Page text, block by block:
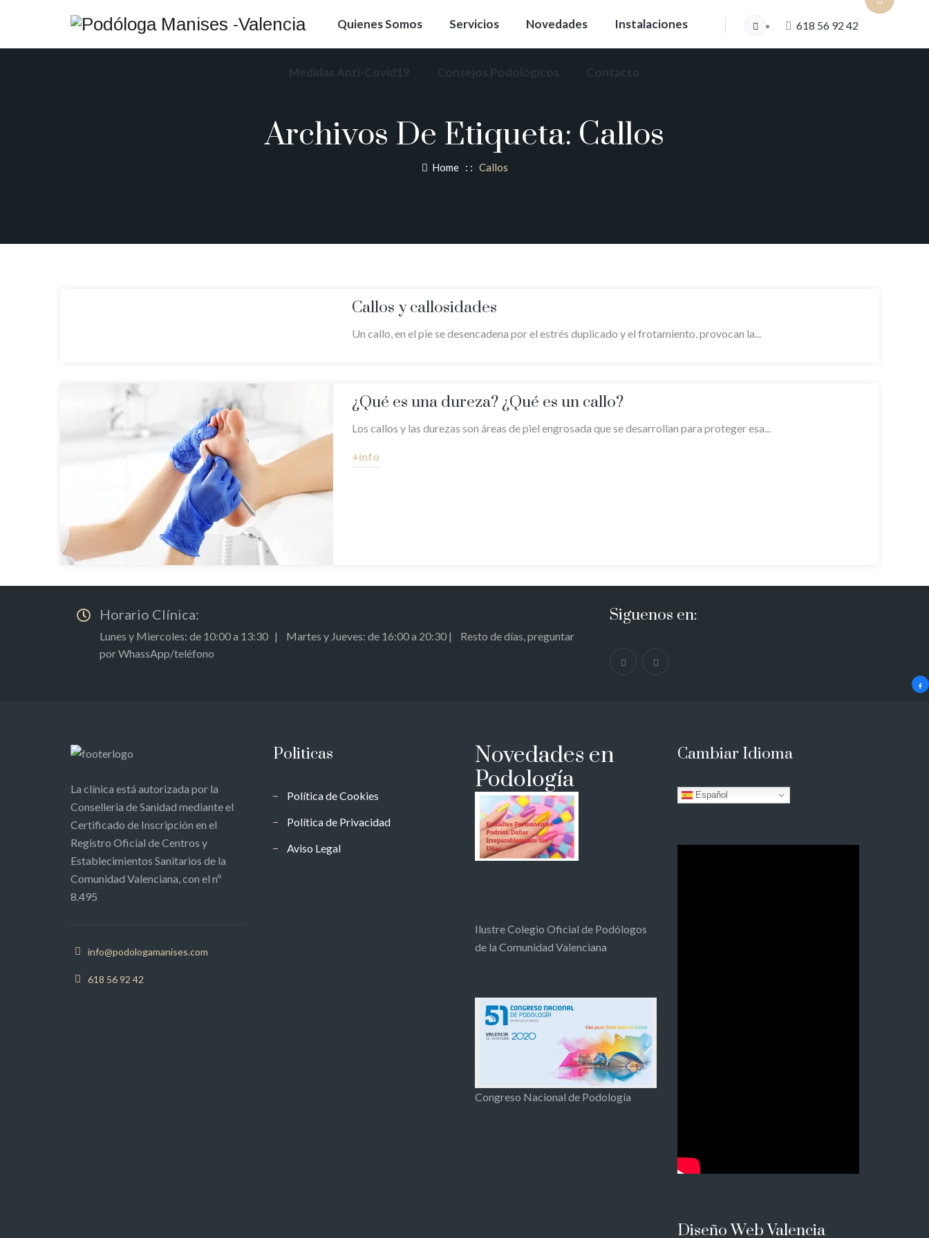
618 56 92 42
Quienes Somos Servicios Novedades Instalaciones
Archivos De Etiqueta: Callos
Home: : Callos
Callos y callosidades
Un callo, en el pie se desencadena por el estrés duplicado y el frotamiento, provocan la...
¿Qué es una dureza? ¿Qué es un callo?
Los callos y las durezas son áreas de piel engrosada que se desarrollan para proteger esa...
+info
Horario Clínica:
Lunes y Miercoles: de 10:00 a 13:30 | Martes y Jueves: de 16:00 a 20:30 | Resto de días, preguntar
por WhassApp/teléfono
Siguenos en:
La clínica está autorizada por la
Conselleria de Sanidad mediante el
Certificado de Inscripción en el
Registro Oficial de Centros y
Establecimientos Sanitarios de la
Comunidad Valenciana, con el nº
8.495
info@podologamanises.com
618 56 92 42
Politicas
Política de Cookies
Política de Privacidad
Aviso Legal
Novedades en
Podología
Ilustre Colegio Oficial de Podólogos
de la Comunidad Valenciana
Congreso Nacional de Podología
Cambiar Idioma
Español
Diseño Web Valencia